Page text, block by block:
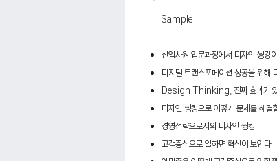
Sample
신입사원 입문과정에서 디자인 씽킹이
디지털트랜스포메이션 성공을 위해
Design Thinking, 진짜 효과가
디자인 씽킹으로어떻게 문제를 해결
경영전략으로서의 디자인 씽킹
고객중심으로 일하면 혁신이 보인다.